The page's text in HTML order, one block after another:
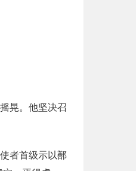
晃。他坚决召
者首级示以鄯